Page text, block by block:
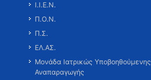
Ι.Ι.Ε.Ν.
Π.Ο.Ν.
Π.Σ.
ΕΛ.ΑΣ.
Μονάδα Ιατρικώς Υποβοηθούμενης
Αναπαραγωγής